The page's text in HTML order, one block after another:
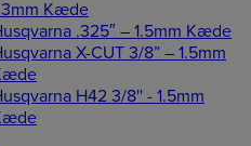
Kæde
.325″ – 1.5mm Kæde
X-CUT 3/8” – 1.5mm
H42 3/8'' - 1.5mm